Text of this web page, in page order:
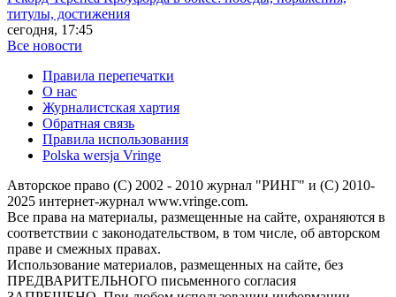
титулы, достижения
сегодня, 17:45
Все новости
Правила перепечатки
О нас
Журналистская хартия
Обратная связь
Правила использования
Polska wersja Vringe
Авторское право (С) 2002 - 2010 журнал "РИНГ" и (С) 2010-
2025 интернет-журнал www.vringe.com.
Все права на материалы, размещенные на сайте, охраняются в
соответствии с законодательством, в том числе, об авторском
праве и смежных правах.
Использование материалов, размещенных на сайте, без
ПРЕДВАРИТЕЛЬНОГО письменного согласия